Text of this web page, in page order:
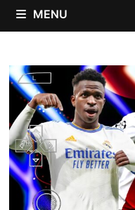
MENU